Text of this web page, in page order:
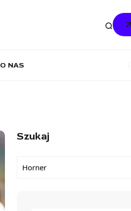
O NAS
Szukaj